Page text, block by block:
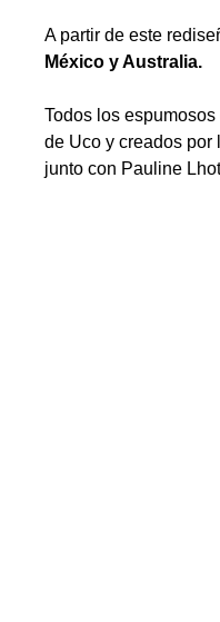
A partir de este
México y Australia.
Todos los
de Uco y creados por
junto con Pauline